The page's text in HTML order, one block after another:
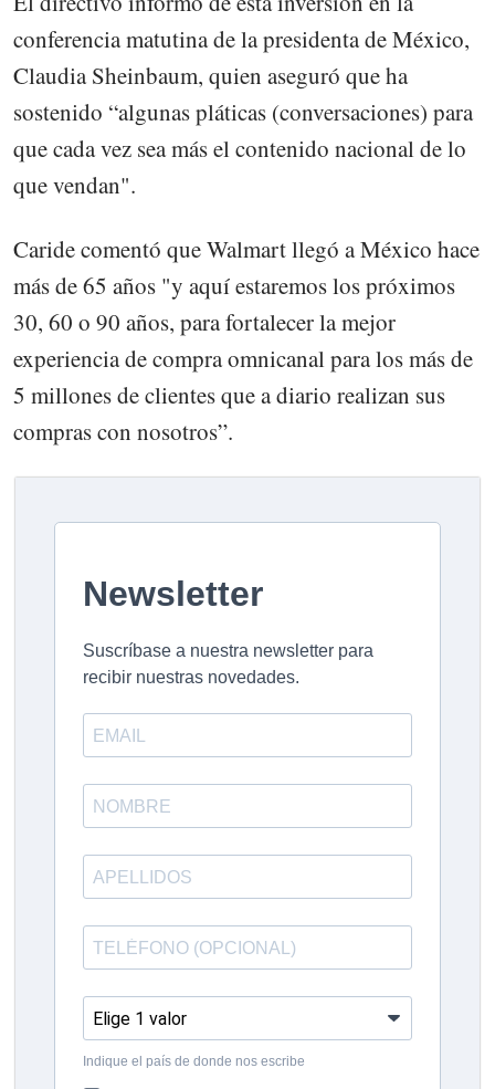
conferencia matutina de la presidenta de México,
Claudia Sheinbaum, quien aseguró que ha
sostenido “algunas pláticas (conversaciones) para
que cada vez sea más el contenido nacional de lo
que vendan".
Caride comentó que Walmart llegó a México hace
más de 65 años "y aquí estaremos los próximos
30, 60 o 90 años, para fortalecer la mejor
experiencia de compra omnicanal para los más de
5 millones de clientes que a diario realizan sus
compras con nosotros”.